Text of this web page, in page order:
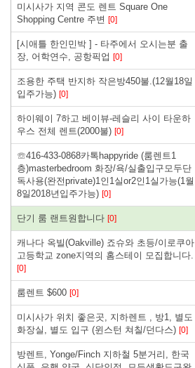
미시사가 지역 콘도 렌트 Square One
Shopping Centre 주변 [0]
[시애틀 한인민박 ] - 타주에서 오시는분 출
장, 어학연수, 공항픽업 [0]
조용한 주택 반지하 작은방450불.(12월18일
입주가능) [0]
하이웨이 7하고 베이뷰-레슬리 사이 타운하
우스 전체 렌트(2000불) [0]
☏416-433-0868카톡happyride (룸렌트1
층)masterbedroom 화장/욕/실출입구모두단
독사용(완전private)1인1실or2인1실가능(1월
8일2018년입주가능) [0]
단기 룸 랜트원합니다 [0]
캐나다 옥빌(Oakville) 죠슈와 초등/이로쿠아
고등학교 zone지역의 홈스테이 모집합니다.
[0]
룸렌트 $600 [0]
미시사가 위치 좋은곳, 지하렌트 , 방1, 별도
화장실, 별도 입구 (윈스턴 쳐칠/던다스) [0]
방렌트, Yonge/Finch 지하철 5분거리, 한국